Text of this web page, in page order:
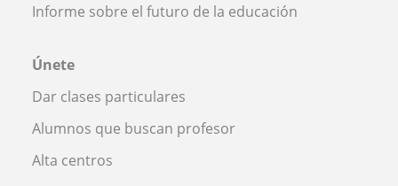
Informe sobre el futuro de la educación
Únete
Dar clases particulares
Alumnos que buscan profesor
Alta centros